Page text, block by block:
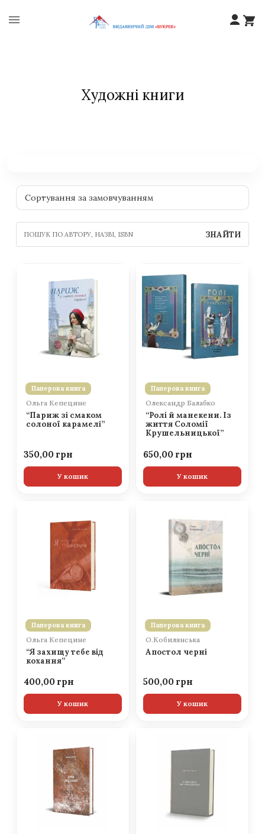
Художні книги
ЗНАЙТИ
Паперова книга
Ольга Кепецине
“Париж зі смаком
солоної карамелі”
350,00
У кошик
Паперова книга
Олександр Балабко
“Ролі й манекени. Із
життя Соломії
Крушельницької”
650,00
У кошик
Паперова книга
Ольга Кепецине
“Я захищу тебе від
кохання”
400,00
У кошик
Паперова книга
О.Кобилянська
Апостол черні
500,00
У кошик